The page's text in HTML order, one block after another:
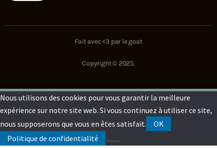
Fait avec <3 par le goat
Copyright © 2025.
Nous utilisons des cookies pour vous garantir la meilleure
expérience sur notre site web. Si vous continuez à utiliser ce site,
nous supposerons que vous en êtes satisfait.
OK
Politique de confidentialité